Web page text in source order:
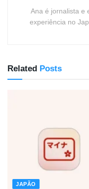
Ana é jornalista e
experiência no
Related Posts
JAPÃO